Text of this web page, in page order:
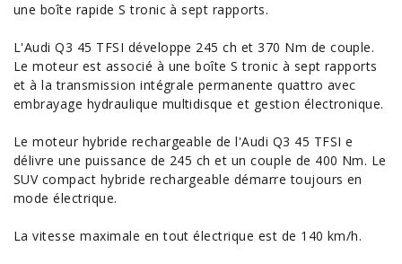
une boîte rapide S tronic à sept rapports.
L'Audi Q3 45 TFSI développe 245 ch et 370 Nm de couple.
Le moteur est associé à une boîte S tronic à sept rapports
et à la transmission intégrale permanente quattro avec
embrayage hydraulique multidisque et gestion électronique.
Le moteur hybride rechargeable de l'Audi Q3 45 TFSI e
délivre une puissance de 245 ch et un couple de 400 Nm. Le
SUV compact hybride rechargeable démarre toujours en
mode électrique.
La vitesse maximale en tout électrique est de 140 km/h.